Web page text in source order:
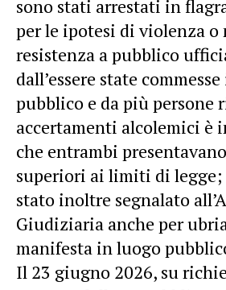
sono stati arrestati in
per le ipotesi di violenza o
resistenza a pubblico
dall’essere state
pubblico e da più persone
accertamenti alcolemici è
che entrambi
superiori ai limiti di legge;
stato inoltre segnalato
Giudiziaria anche per
manifesta in luogo
Il 23 giugno 2026, su